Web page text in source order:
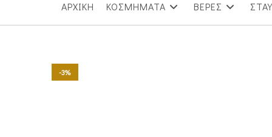
ΑΡΧΙΚΗ ΚΟΣΜΗΜΑΤΑ ΒΕΡΕΣ
-3%